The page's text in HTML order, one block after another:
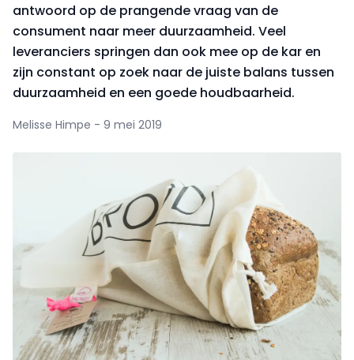
antwoord op de prangende vraag van de
consument naar meer duurzaamheid. Veel
leveranciers springen dan ook mee op de kar en
zijn constant op zoek naar de juiste balans tussen
duurzaamheid en een goede houdbaarheid.
Melisse Himpe - 9 mei 2019